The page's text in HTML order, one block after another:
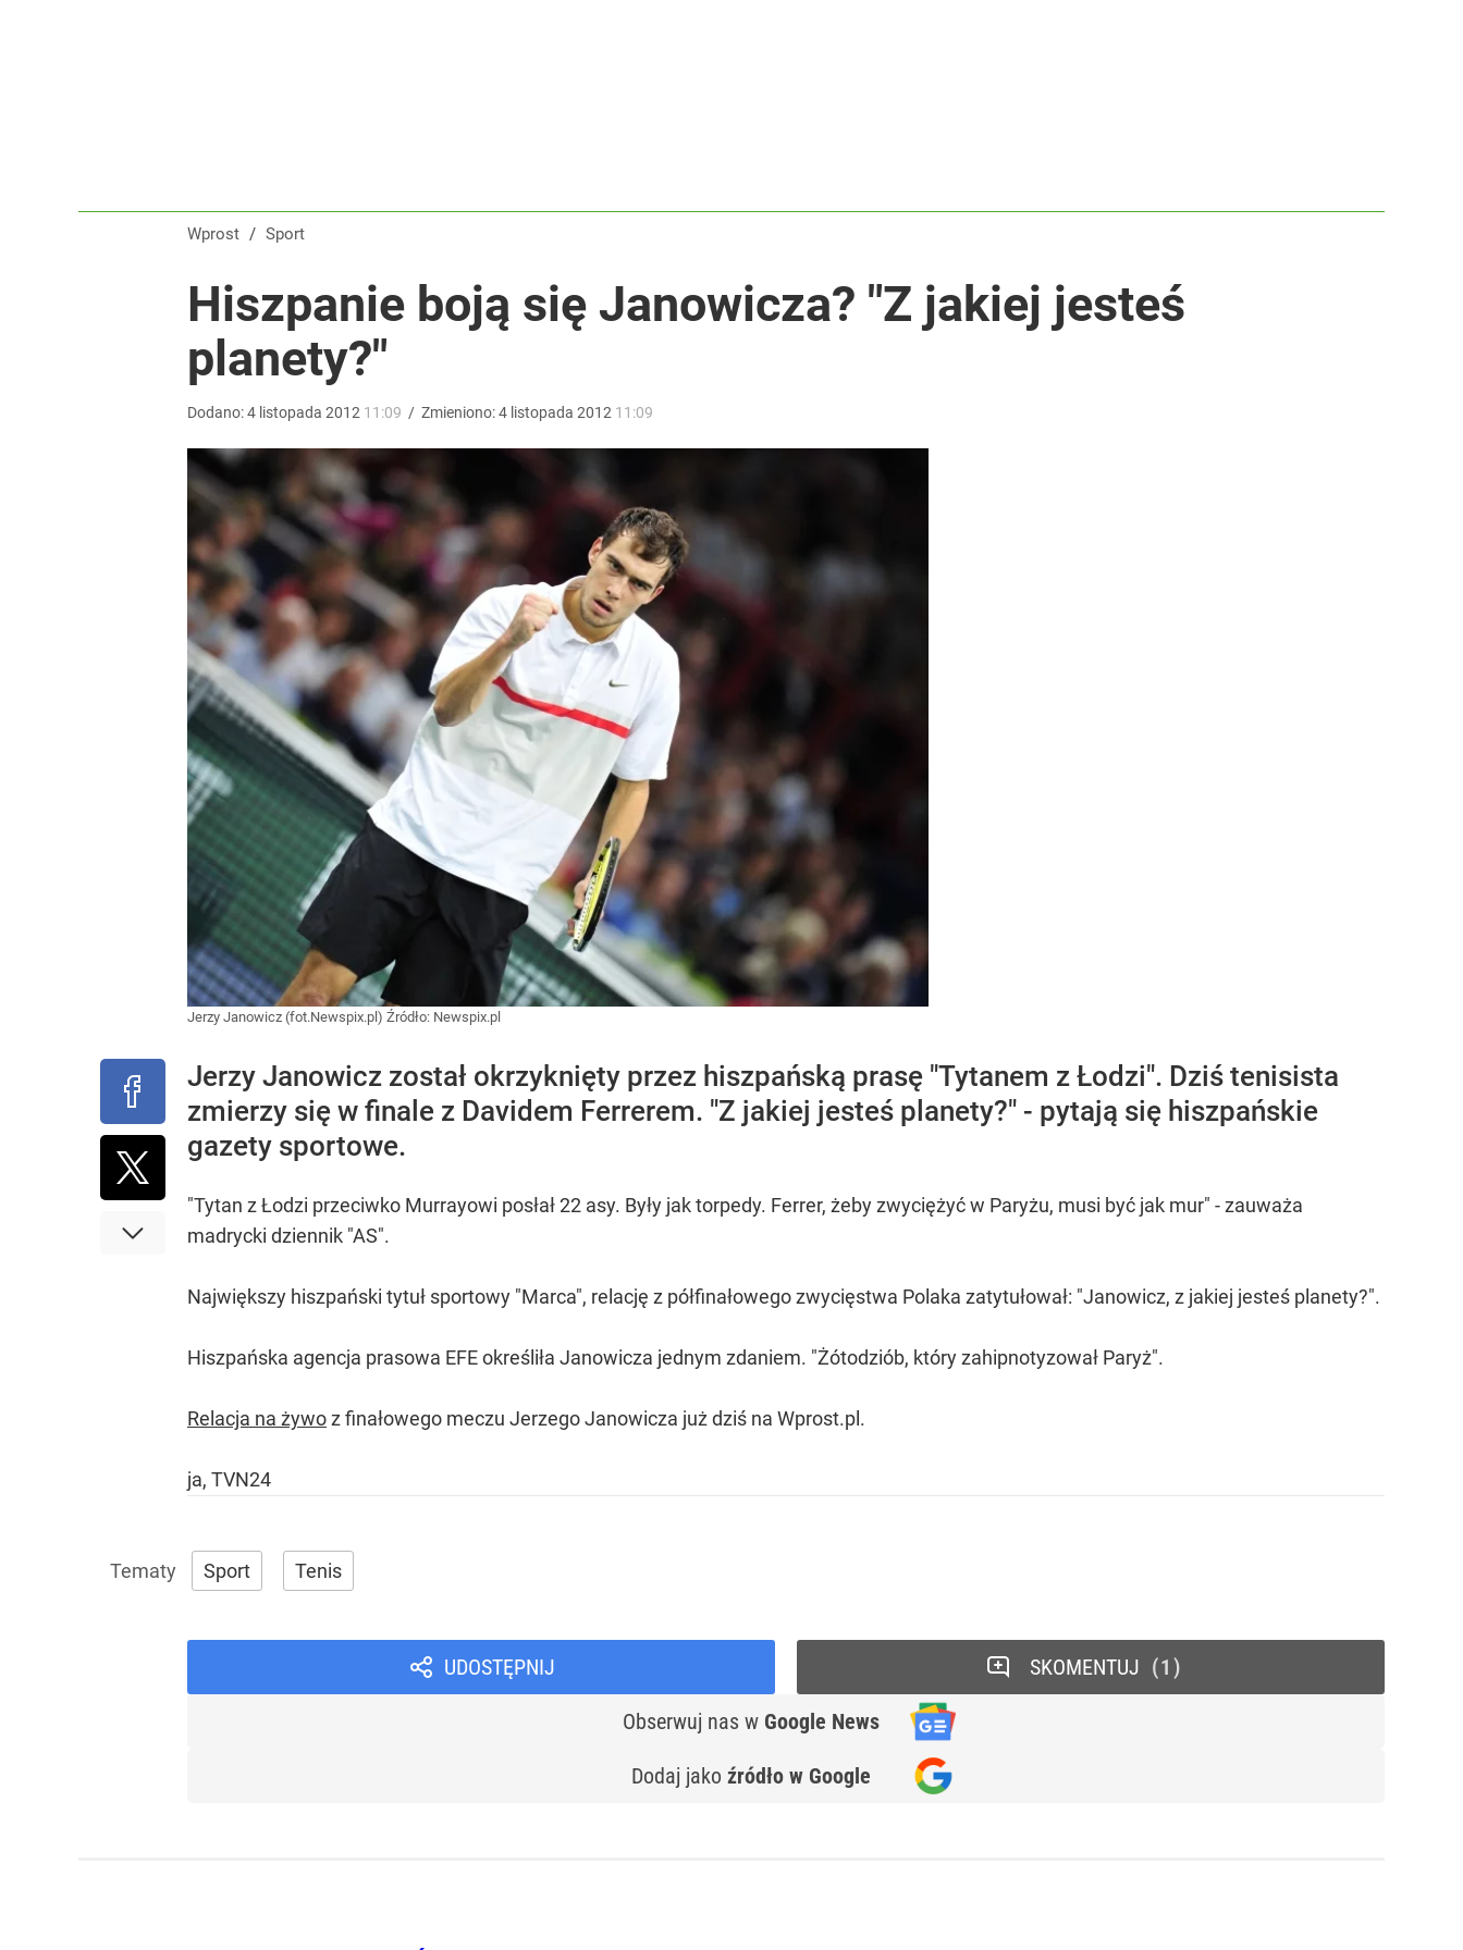
8
Wprost / Sport
Hiszpanie boją się Janowicza? "Z jakiej jesteś
planety?"
Dodano:4 listopada 2012 11:09 / Zmieniono:4 listopada 2012 11:09
Jerzy Janowicz (fot.Newspix.pl) Źródło: Newspix.pl
Jerzy Janowicz został okrzyknięty przez hiszpańską prasę "Tytanem z Łodzi". Dziś tenisista
zmierzy się w finale z Davidem Ferrerem. "Z jakiej jesteś planety?" - pytają się hiszpańskie
gazety sportowe.
"Tytan z Łodzi przeciwko Murrayowi posłał 22 asy. Były jak torpedy. Ferrer, żeby zwyciężyć w Paryżu, musi być jak mur" - zauważa
madrycki dziennik "AS".
Największy hiszpański tytuł sportowy "Marca", relację z półfinałowego zwycięstwa Polaka zatytułował: "Janowicz, z jakiej jesteś planety?".
Hiszpańska agencja prasowa EFE określiła Janowicza jednym zdaniem. "Żótodziób, który zahipnotyzował Paryż".
Relacja na żywoz finałowego meczu Jerzego Janowicza już dziś na Wprost.pl.
ja, TVN24
Sport Tenis
UDOSTĘPNIJ
Obserwuj nas w Google News
Dodaj jako źródło w Google
SKOMENTUJ 1